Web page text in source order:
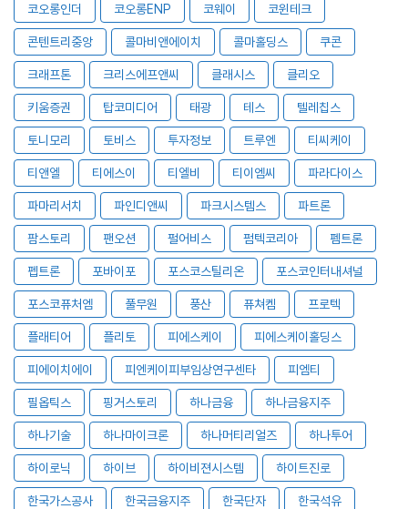
코오롱인더 코오롱ENP 코웨이 코윈테크
콘텐트리중앙 콜마비앤에이치 콜마홀딩스 쿠콘
크래프톤 크리스에프앤씨 클래시스 클리오
키움증권 탑코미디어 태광 테스 텔레칩스
토니모리 토비스 투자정보 트루엔 티씨케이
티앤엘 티에스이 티엘비 티이엠씨 파라다이스
파마리서치 파인디앤씨 파크시스템스 파트론
팜스토리 팬오션 펄어비스 펌텍코리아 펨트론
펩트론 포바이포 포스코스틸리온 포스코인터내셔널
포스코퓨처엠 풀무원 풍산 퓨쳐켐 프로텍
플래티어 플리토 피에스케이 피에스케이홀딩스
피에이치에이 피엔케이피부임상연구센타 피엠티
필옵틱스 핑거스토리 하나금융 하나금융지주
하나기술 하나마이크론 하나머티리얼즈 하나투어
하이로닉 하이브 하이비젼시스템 하이트진로
한국가스공사 한국금융지주 한국단자 한국석유